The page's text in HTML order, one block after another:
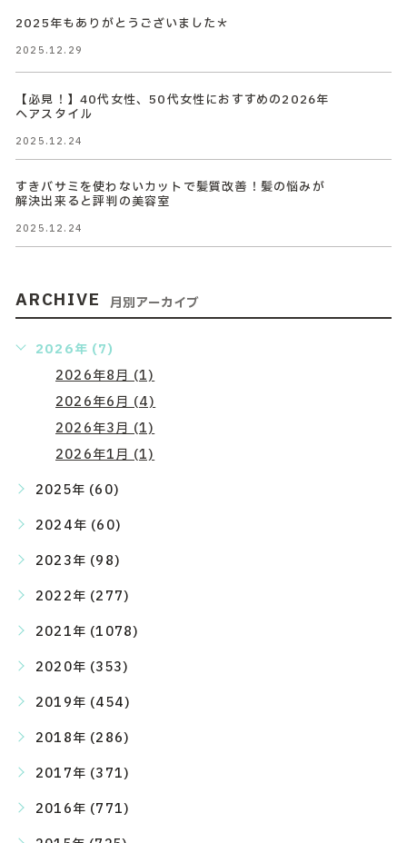
2025年もありがとうございました＊
2025.12.29
【必見！】40代女性、50代女性におすすめの2026年
ヘアスタイル
2025.12.24
すきバサミを使わないカットで髪質改善！髪の悩みが
解決出来ると評判の美容室
2025.12.24
ARCHIVE 月別アーカイブ
2026年 (7)
2026年8月 (1)
2026年6月 (4)
2026年3月 (1)
2026年1月 (1)
2025年 (60)
2024年 (60)
2023年 (98)
2022年 (277)
2021年 (1078)
2020年 (353)
2019年 (454)
2018年 (286)
2017年 (371)
2016年 (771)